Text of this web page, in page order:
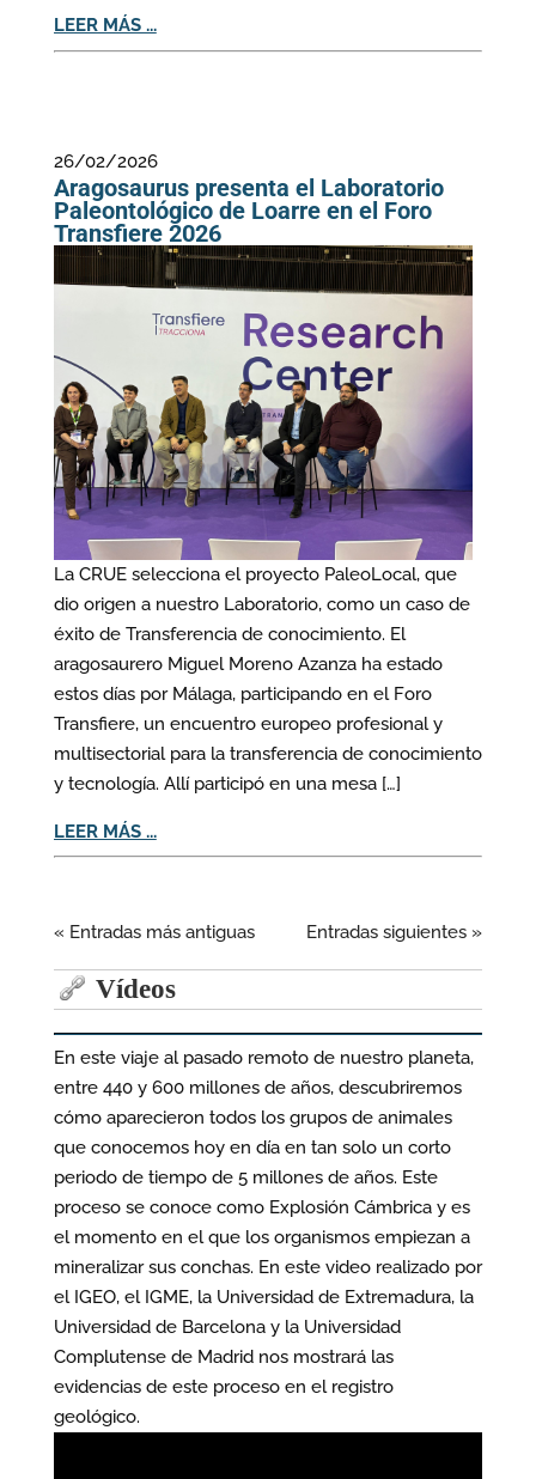
LEER MÁS ...
26/02/2026
Aragosaurus presenta el Laboratorio
Paleontológico de Loarre en el Foro
Transfiere 2026
La CRUE selecciona el proyecto PaleoLocal, que
dio origen a nuestro Laboratorio, como un caso de
éxito de Transferencia de conocimiento. El
aragosaurero Miguel Moreno Azanza ha estado
estos días por Málaga, participando en el Foro
Transfiere, un encuentro europeo profesional y
multisectorial para la transferencia de conocimiento
y tecnología. Allí participó en una mesa […]
LEER MÁS ...
« Entradas más antiguas Entradas siguientes »
Vídeos
En este viaje al pasado remoto de nuestro planeta,
entre 440 y 600 millones de años, descubriremos
cómo aparecieron todos los grupos de animales
que conocemos hoy en día en tan solo un corto
periodo de tiempo de 5 millones de años. Este
proceso se conoce como Explosión Cámbrica y es
el momento en el que los organismos empiezan a
mineralizar sus conchas. En este video realizado por
el IGEO, el IGME, la Universidad de Extremadura, la
Universidad de Barcelona y la Universidad
Complutense de Madrid nos mostrará las
evidencias de este proceso en el registro
geológico.